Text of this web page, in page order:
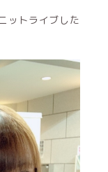
ットライブした